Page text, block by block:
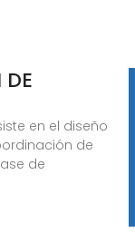
en el diseño
de
de